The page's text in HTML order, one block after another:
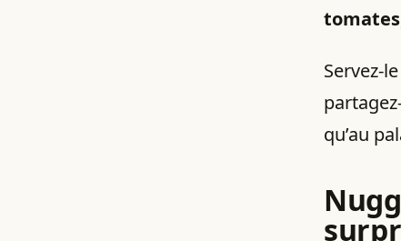
tomates
Servez-
qu’au